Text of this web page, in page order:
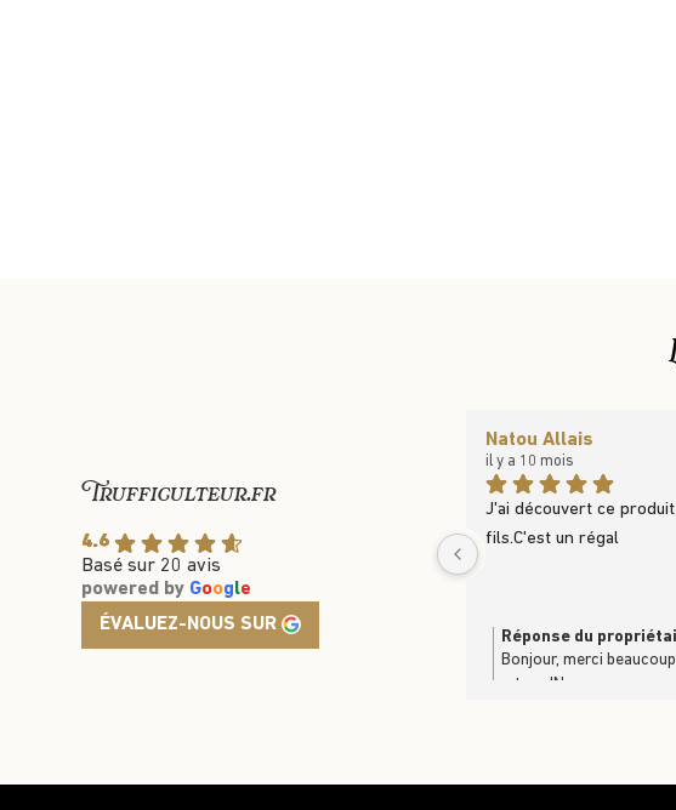
Trufficulteur.fr
4.6
Basé sur 20 avis
powered by Google
ÉVALUEZ-NOUS SUR
Natou Allais
il y a 10 mois
J'ai découvert ce
fils.C'est un régal
Réponse du
Bonjour, merci
retour !Nous sommes
très bientôt en boutique